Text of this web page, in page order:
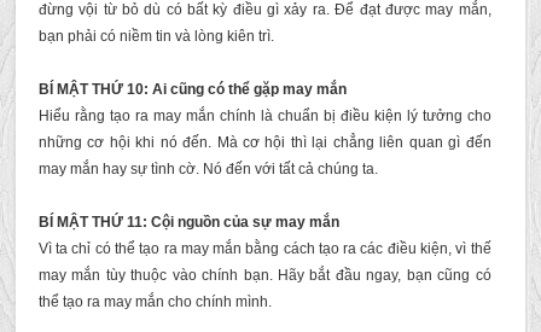
đừng vội từ bỏ dù có bất kỳ điều gì xảy ra. Để đạt được may mắn,
bạn phải có niềm tin và lòng kiên trì.
BÍ MẬT THỨ 10: Ai cũng có thể gặp may mắn
Hiểu rằng tạo ra may mắn chính là chuẩn bị điều kiện lý tưởng cho
những cơ hội khi nó đến. Mà cơ hội thì lại chẳng liên quan gì đến
may mắn hay sự tình cờ. Nó đến với tất cả chúng ta.
BÍ MẬT THỨ 11: Cội nguồn của sự may mắn
Vì ta chỉ có thể tạo ra may mắn bằng cách tạo ra các điều kiện, vì thế
may mắn tùy thuộc vào chính bạn. Hãy bắt đầu ngay, bạn cũng có
thể tạo ra may mắn cho chính mình.